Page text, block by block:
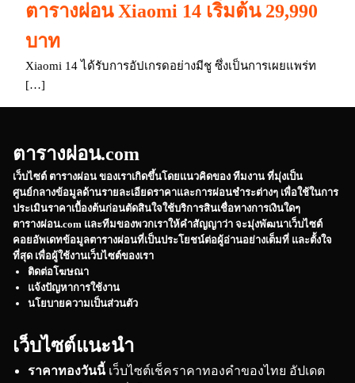
ตารางผ่อน Xiaomi 14 เริ่มต้น 29,990
บาท
Xiaomi 14 ได้รับการอัปเกรดอย่างมีชู ซึ่งเป็นการเผยแพร่ท
[…]
ตารางผ่อน.com
เว็บไซต์ ตารางผ่อน ของเราเกิดขึ้นโดยแนวคิดของ ทีมงาน ที่มุ่งเป็น
ศูนย์กลางข้อมูลด้านรายละเอียดราคาและการผ่อนชำระต่างๆ เพื่อใช้ในการ
ประเมินราคาเบื้องต้นก่อนตัดสินใจใช้บริการสินเชื่อทางการเงินใดๆ
ตารางผ่อน.com และทีมของพวกเราให้คำสัญญาว่า จะมุ่งพัฒนาเว็บไซต์
คอยอัพเดทข้อมูลตารางผ่อนที่เป็นประโยชน์ต่อผู้อ่านอย่างเต็มที่ และตั้งใจ
ที่สุด เพื่อผู้ใช้งานเว็บไซต์ของเรา
ติดต่อโฆษณา
แจ้งปัญหาการใช้งาน
นโยบายความเป็นส่วนตัว
เว็บไซต์แนะนำ
ราคาทองวันนี้เว็บไซต์เช็คราคาทองคำของไทย อัปเดต